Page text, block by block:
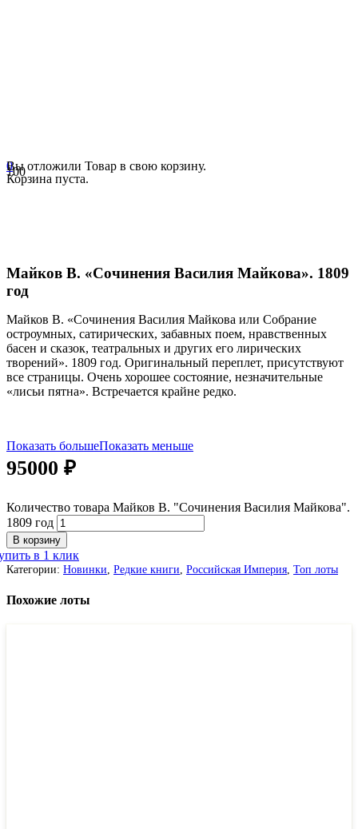
0
Вы отложили Товар в свою корзину.
Корзина пуста.
Майков В. «Сочинения Василия Майкова». 1809
год
Майков В. «Сочинения Василия Майкова или Собрание
остроумных, сатирических, забавных поем, нравственных
басен и сказок, театральных и других его лирических
творений». 1809 год. Оригинальный переплет, присутствуют
все страницы. Очень хорошее состояние, незначительные
«лисьи пятна». Встречается крайне редко.
Показать большеПоказать меньше
95000 ₽
Количество товара Майков В. "Сочинения Василия Майкова".
1809 год
В корзину
в 1 клик
Категории: Новинки Редкие книги Российская Империя Топ лоты
Похожие лоты